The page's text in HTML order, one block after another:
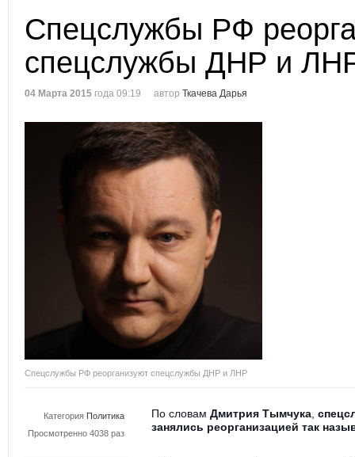
Спецслужбы РФ
спецслужбы ДНР и
04 Марта 2015 года 09:19 автор Ткачева Дарья
Спецслужбы РФ реорганизуют спецслужбы ДНР и ЛНР
Категория Политика
Просмотренно 4038 раз
По словам Дмитрия Тымчука
занялись реорганизацией так